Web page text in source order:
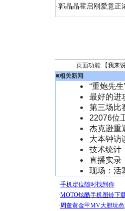
·郭晶晶霍启刚爱意正
页面功能 【我来
■相关新闻
“重炮先
最好的进
第三场比
22076位
杰克逊重
大本钟访
技术统计
直播实录
现场：活